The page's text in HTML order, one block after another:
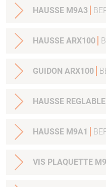
HAUSSE M9A3
HAUSSE ARX100
GUIDON ARX100
HAUSSE
HAUSSE M9A1
VIS PLAQUETTE